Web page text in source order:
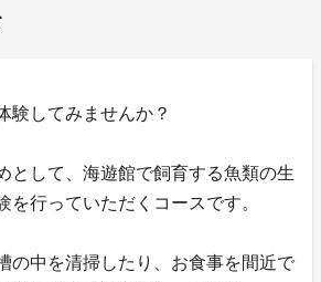
験してみませんか？
として、海遊館で飼育する魚類の生
を行っていただくコースです。
の中を清掃したり、お食事を間近で